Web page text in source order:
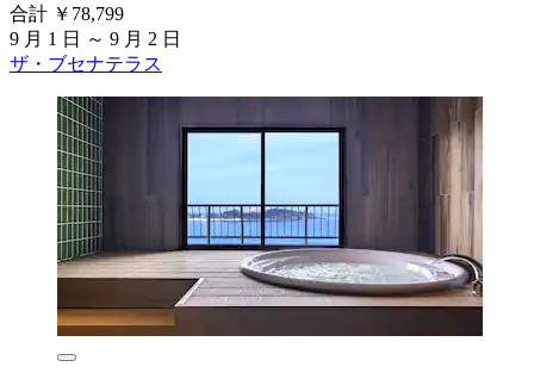
合計 ￥78,799
9 月 1 日 ～ 9 月 2 日
ザ・ブセナテラス